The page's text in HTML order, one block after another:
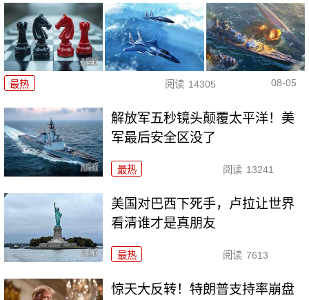
最热 阅读 14305 08-05
解放军五秒镜头颠覆太平洋！美
军最后安全区没了
最热 阅读 13241
美国对巴西下死手，卢拉让世界
看清谁才是真朋友
最热 阅读 7613
惊天大反转！特朗普支持率崩盘